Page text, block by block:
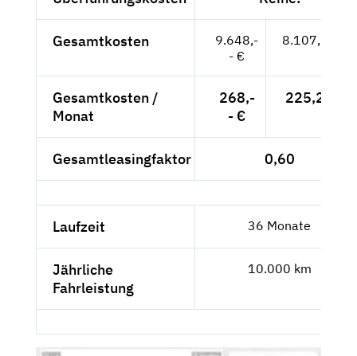
Gesamtkosten
9.648,-
- €
8.107,56 €
Gesamtkosten /
Monat
268,-
- €
225,21 €
Gesamtleasingfaktor 0,60
Laufzeit 36 Monate
Jährliche
Fahrleistung
10.000 km